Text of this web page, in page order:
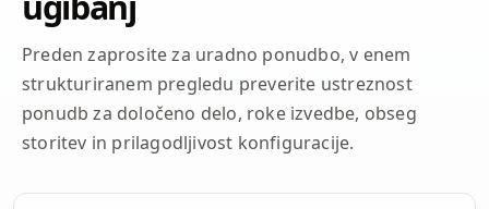
Preden zaprosite za uradno ponudbo, v enem
strukturiranem pregledu preverite ustreznost
ponudb za določeno delo, roke izvedbe, obseg
storitev in prilagodljivost konfiguracije.